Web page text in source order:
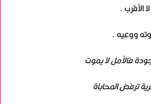
الأقرب .
ووعيه .
فالأمل لا يموت
ترفض المحاباة